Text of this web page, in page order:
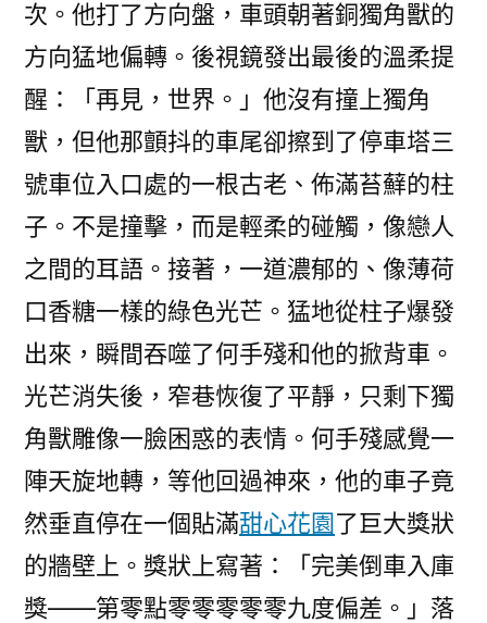
次。他打了方向盤，車頭朝著銅獨角獸的
方向猛地偏轉。後視鏡發出最後的溫柔提
醒：「再見，世界。」他沒有撞上獨角
獸，但他那顫抖的車尾卻擦到了停車塔三
號車位入口處的一根古老、佈滿苔蘚的柱
子。不是撞擊，而是輕柔的碰觸，像戀人
之間的耳語。接著，一道濃郁的、像薄荷
口香糖一樣的綠色光芒。猛地從柱子爆發
出來，瞬間吞噬了何手殘和他的掀背車。
光芒消失後，窄巷恢復了平靜，只剩下獨
角獸雕像一臉困惑的表情。何手殘感覺一
陣天旋地轉，等他回過神來，他的車子竟
然垂直停在一個貼滿甜心花園了巨大獎狀
的牆壁上。獎狀上寫著：「完美倒車入庫
獎——第零點零零零零零九度偏差。」落